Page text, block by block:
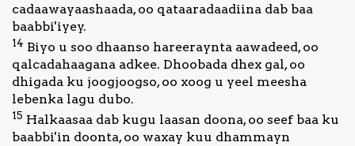
cadaawayaashaada, oo qataaradaadiina dab baa
baabbi'iyey.
14 Biyo u soo dhaanso hareeraynta aawadeed, oo
qalcadahaagana adkee. Dhoobada dhex gal, oo
dhigada ku joogjoogso, oo xoog u yeel meesha
lebenka lagu dubo.
15 Halkaasaa dab kugu laasan doona, oo seef baa ku
baabbi'in doonta, oo waxay kuu dhammayn